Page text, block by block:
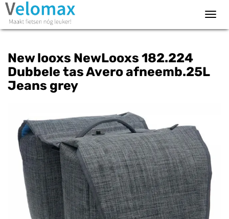
New looxs NewLooxs 182.224
Dubbele tas Avero afneemb.25L
Jeans grey